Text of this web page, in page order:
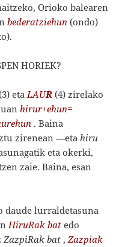
Orioko balearen
bederatziehun (ondo)
HORIEK?
etaLAUR (4) zirelako
hirur+ehun=
. Baina
zirenean —etahiru
eta okerki,
zaie. Baina, esan
daude lurraldetasuna
HiruRak bat edo
ZazpiRak bat ,Zazpiak